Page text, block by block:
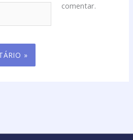
comentar.